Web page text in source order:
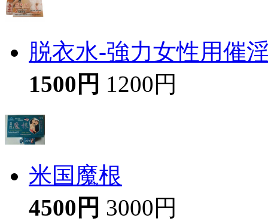
脱衣水-強力女性用催
1500円 1200円
米国魔根
4500円 3000円